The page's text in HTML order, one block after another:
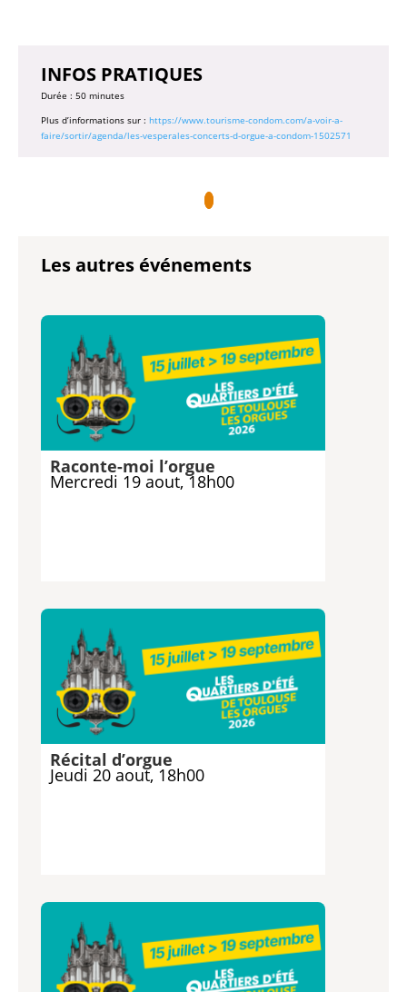
INFOS PRATIQUES
Durée : 50 minutes
Plus d’informations sur : https://www.tourisme-condom.com/a-voir-a-
faire/sortir/agenda/les-vesperales-concerts-d-orgue-a-condom-1502571
Les autres événements
Raconte-moi l’orgue
Mercredi 19 aout, 18h00
Récital d’orgue
Jeudi 20 aout, 18h00